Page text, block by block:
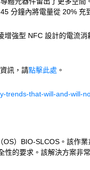
分鐘內將電量從 20% 充
強型 NFC 設計的電流
訊，請點擊此處 。
trends-that-will-and-will-
）BIO-SLCOS。該作
的要求。該解決方案非